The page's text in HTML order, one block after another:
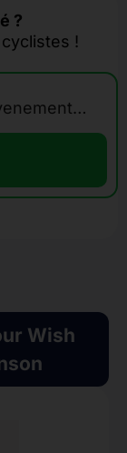
?
!
https://www.gravelpassion.fr/evenements-calendrier-gravel/wish-one-camp/
Wish